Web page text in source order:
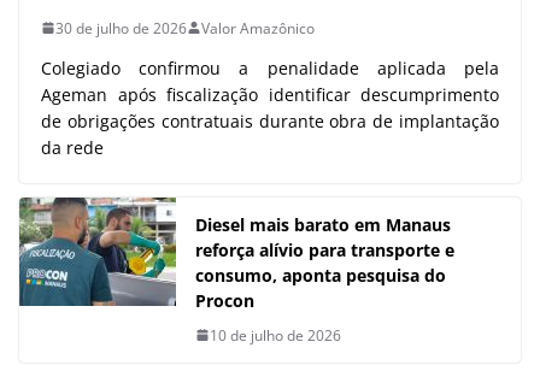
30 de julho de 2026 Valor Amazônico
Colegiado confirmou a penalidade aplicada pela
Ageman após fiscalização identificar descumprimento
de obrigações contratuais durante obra de implantação
da rede
Diesel mais barato em Manaus
reforça alívio para transporte e
consumo, aponta pesquisa do
Procon
10 de julho de 2026